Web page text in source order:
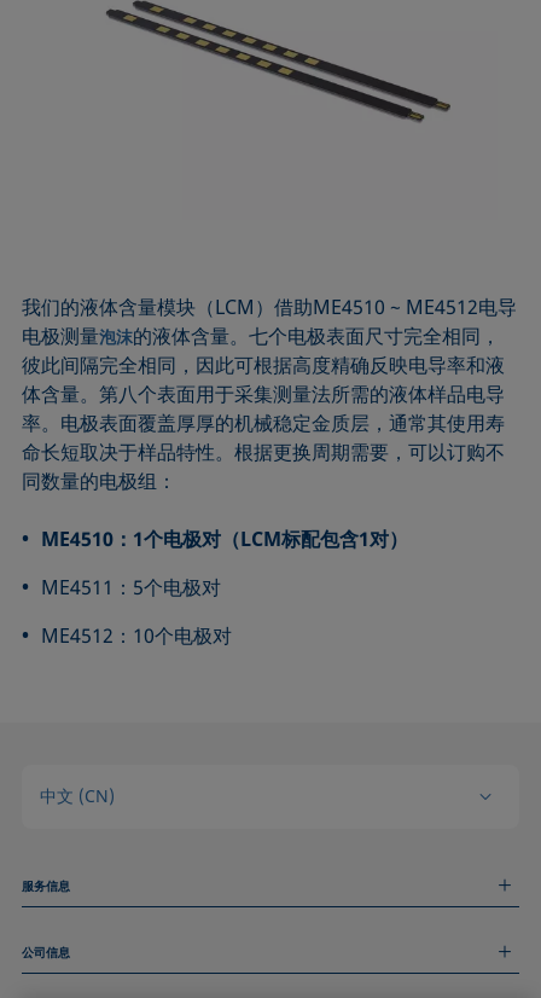
我们的液体含量模块（LCM）借助ME4510 ~ ME4512电导
电极测量泡沫的液体含量。七个电极表面尺寸完全相同，
彼此间隔完全相同，因此可根据高度精确反映电导率和液
体含量。第八个表面用于采集测量法所需的液体样品电导
率。电极表面覆盖厚厚的机械稳定金质层，通常其使用寿
命长短取决于样品特性。根据更换周期需要，可以订购不
同数量的电极组：
ME4510：1个电极对（LCM标配包含1对）
ME4511：5个电极对
ME4512：10个电极对
中文 (CN)
服务信息
技术服务
公司信息